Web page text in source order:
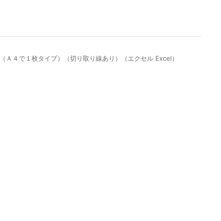
４で１枚タイプ）（切り取り線あり）（エクセル Excel）